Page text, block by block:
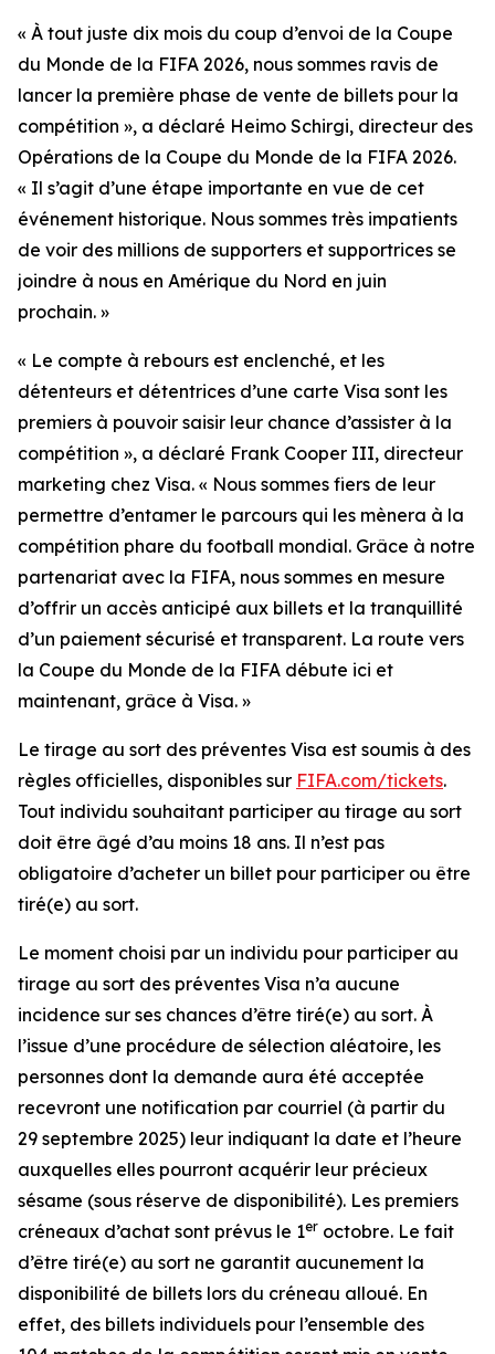
« À tout juste dix mois du coup d’envoi de la Coupe
du Monde de la FIFA 2026, nous sommes ravis de
lancer la première phase de vente de billets pour la
compétition », a déclaré Heimo Schirgi, directeur des
Opérations de la Coupe du Monde de la FIFA 2026.
« Il s’agit d’une étape importante en vue de cet
événement historique. Nous sommes très impatients
de voir des millions de supporters et supportrices se
joindre à nous en Amérique du Nord en juin
prochain. »
« Le compte à rebours est enclenché, et les
détenteurs et détentrices d’une carte Visa sont les
premiers à pouvoir saisir leur chance d’assister à la
compétition », a déclaré Frank Cooper III, directeur
marketing chez Visa. « Nous sommes fiers de leur
permettre d’entamer le parcours qui les mènera à la
compétition phare du football mondial. Grâce à notre
partenariat avec la FIFA, nous sommes en mesure
d’offrir un accès anticipé aux billets et la tranquillité
d’un paiement sécurisé et transparent. La route vers
la Coupe du Monde de la FIFA débute ici et
maintenant, grâce à Visa. »
Le tirage au sort des préventes Visa est soumis à des
règles officielles, disponibles sur FIFA.com/tickets.
Tout individu souhaitant participer au tirage au sort
doit être âgé d’au moins 18 ans. Il n’est pas
obligatoire d’acheter un billet pour participer ou être
tiré(e) au sort.
Le moment choisi par un individu pour participer au
tirage au sort des préventes Visa n’a aucune
incidence sur ses chances d’être tiré(e) au sort. À
l’issue d’une procédure de sélection aléatoire, les
personnes dont la demande aura été acceptée
recevront une notification par courriel (à partir du
29 septembre 2025) leur indiquant la date et l’heure
auxquelles elles pourront acquérir leur précieux
sésame (sous réserve de disponibilité). Les premiers
créneaux d’achat sont prévus le 1er octobre. Le fait
d’être tiré(e) au sort ne garantit aucunement la
disponibilité de billets lors du créneau alloué. En
effet, des billets individuels pour l’ensemble des